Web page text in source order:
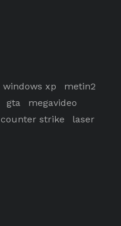
windows xp
metin2
gta
megavideo
counter strike laser